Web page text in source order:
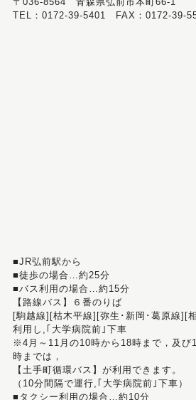
TEL：0172-39-5401 FAX：0172-39-
■JR弘前駅から
■徒歩の場合…約25分
■バス利用の場合…約15分
【路線バス】６番のりば
[駒越線][枯木平線][弥生･新岡･葛原線][
利用し,｢大学病院前｣下車
※4月～11月の10時から18時まで，及び
時までは，
【土手町循環バス】が利用できます。
（10分間隔で運行,｢大学病院前｣下車）
■タクシー利用の場合…約10分